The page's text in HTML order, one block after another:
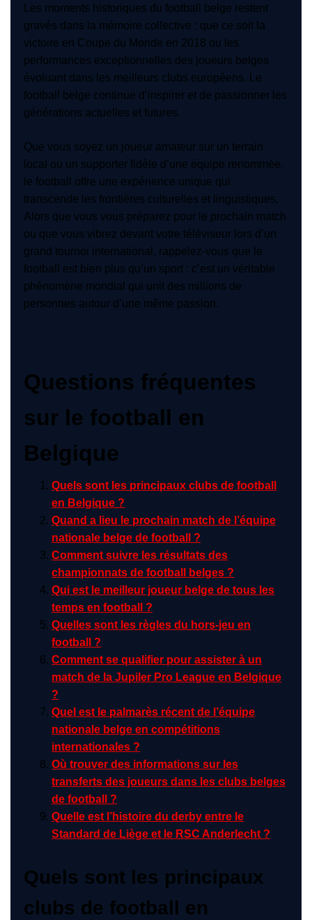
Les moments historiques du football belge restent
gravés dans la mémoire collective : que ce soit la
victoire en Coupe du Monde en 2018 ou les
performances exceptionnelles des joueurs belges
évoluant dans les meilleurs clubs européens. Le
football belge continue d’inspirer et de passionner les
générations actuelles et futures.
Que vous soyez un joueur amateur sur un terrain
local ou un supporter fidèle d’une équipe renommée,
le football offre une expérience unique qui
transcende les frontières culturelles et linguistiques.
Alors que vous vous préparez pour le prochain match
ou que vous vibrez devant votre téléviseur lors d’un
grand tournoi international, rappelez-vous que le
football est bien plus qu’un sport : c’est un véritable
phénomène mondial qui unit des millions de
personnes autour d’une même passion.
Questions fréquentes
sur le football en
Belgique
Quels sont les principaux clubs de football
en Belgique ?
Quand a lieu le prochain match de l’équipe
nationale belge de football ?
Comment suivre les résultats des
championnats de football belges ?
Qui est le meilleur joueur belge de tous les
temps en football ?
Quelles sont les règles du hors-jeu en
football ?
Comment se qualifier pour assister à un
match de la Jupiler Pro League en Belgique
?
Quel est le palmarès récent de l’équipe
nationale belge en compétitions
internationales ?
Où trouver des informations sur les
transferts des joueurs dans les clubs belges
de football ?
Quelle est l’histoire du derby entre le
Standard de Liège et le RSC Anderlecht ?
Quels sont les principaux
clubs de football en